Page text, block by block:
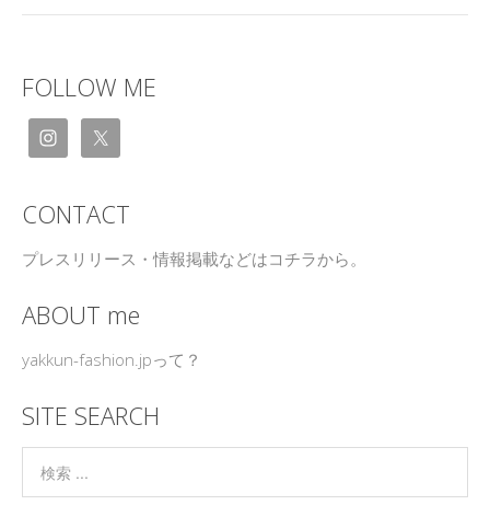
FOLLOW ME
CONTACT
プレスリリース・情報掲載などはコチラから。
ABOUT me
yakkun-fashion.jpって？
SITE SEARCH